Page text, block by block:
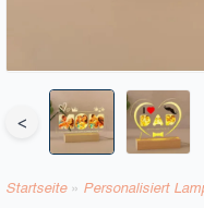
<
Startseite » Personalisiert